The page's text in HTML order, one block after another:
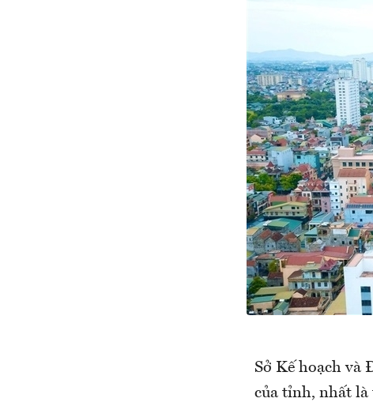
Sở Kế hoạch và
của tỉnh, nhất là